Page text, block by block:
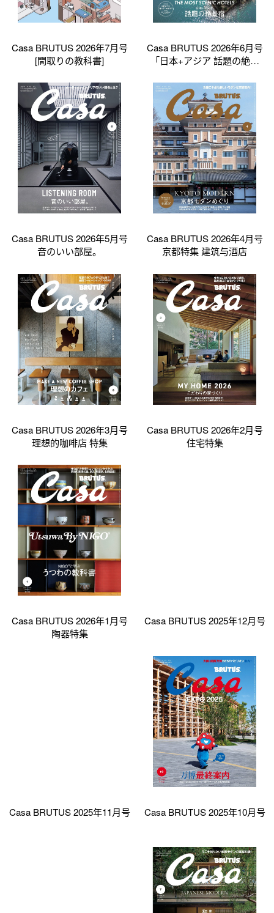
Casa BRUTUS 2026年7月号
[間取りの教科書]
Casa BRUTUS 2026年6月号
「日本+アジア 話題の絶景
Casa BRUTUS 2026年5月号
音のいい部屋。
Casa BRUTUS 2026年4月号
京都特集 建筑与酒店
Casa BRUTUS 2026年3月号
理想的咖啡店 特集
Casa BRUTUS 2026年2月号
住宅特集
Casa BRUTUS 2026年1月号
陶器特集
Casa BRUTUS 2025年12月号
Casa BRUTUS 2025年11月号 Casa BRUTUS 2025年10月号